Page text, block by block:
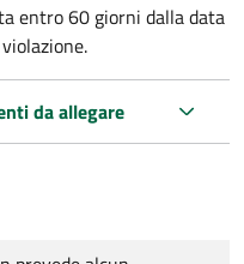
entro 60 giorni dalla data
da allegare